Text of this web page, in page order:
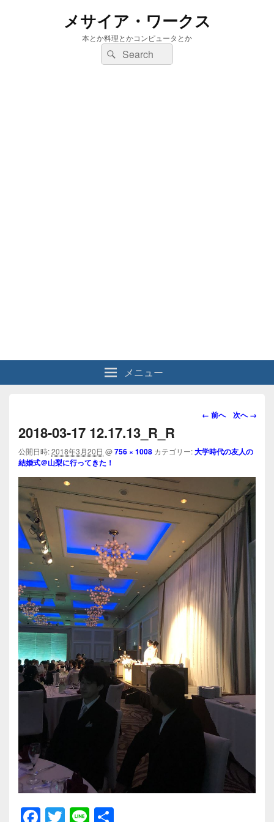
メサイア・ワークス
本とか料理とかコンピュータとか
検
索:
検
索
メニュー
画
ビ
ー
シ
ョ
ン
← 前へ 次へ →
2018-03-17 12.17.13_R_R
公開日時:2018年3月20日 @756 × 1008 カテゴリー:大学時代の友人の
結婚式＠山梨に行ってきた！